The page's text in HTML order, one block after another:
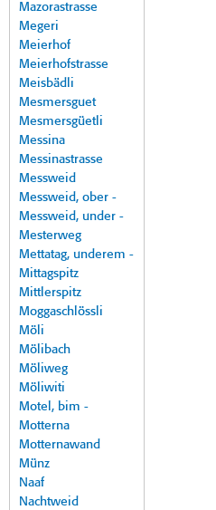
Mazorastrasse
Megeri
Meierhof
Meierhofstrasse
Meisbädli
Mesmersguet
Mesmersgüetli
Messina
Messinastrasse
Messweid
Messweid, ober -
Messweid, under -
Mesterweg
Mettatag, underem -
Mittagspitz
Mittlerspitz
Moggaschlössli
Möli
Mölibach
Möliweg
Möliwiti
Motel, bim -
Motterna
Motternawand
Münz
Naaf
Nachtweid